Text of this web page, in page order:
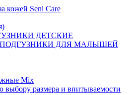
кожей Seni Care
ДЕТСКИЕ
ПОДГУЗНИКИ ДЛЯ МАЛЫШЕЙ
Mix
размера и впитываемости